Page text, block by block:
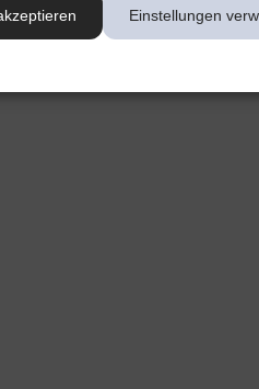
Einstellungen